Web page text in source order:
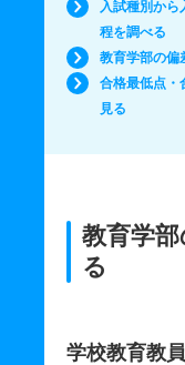
入試種別から
程を調べる
教育学部の偏
合格最低点・
見る
教育学
る
学校教育教